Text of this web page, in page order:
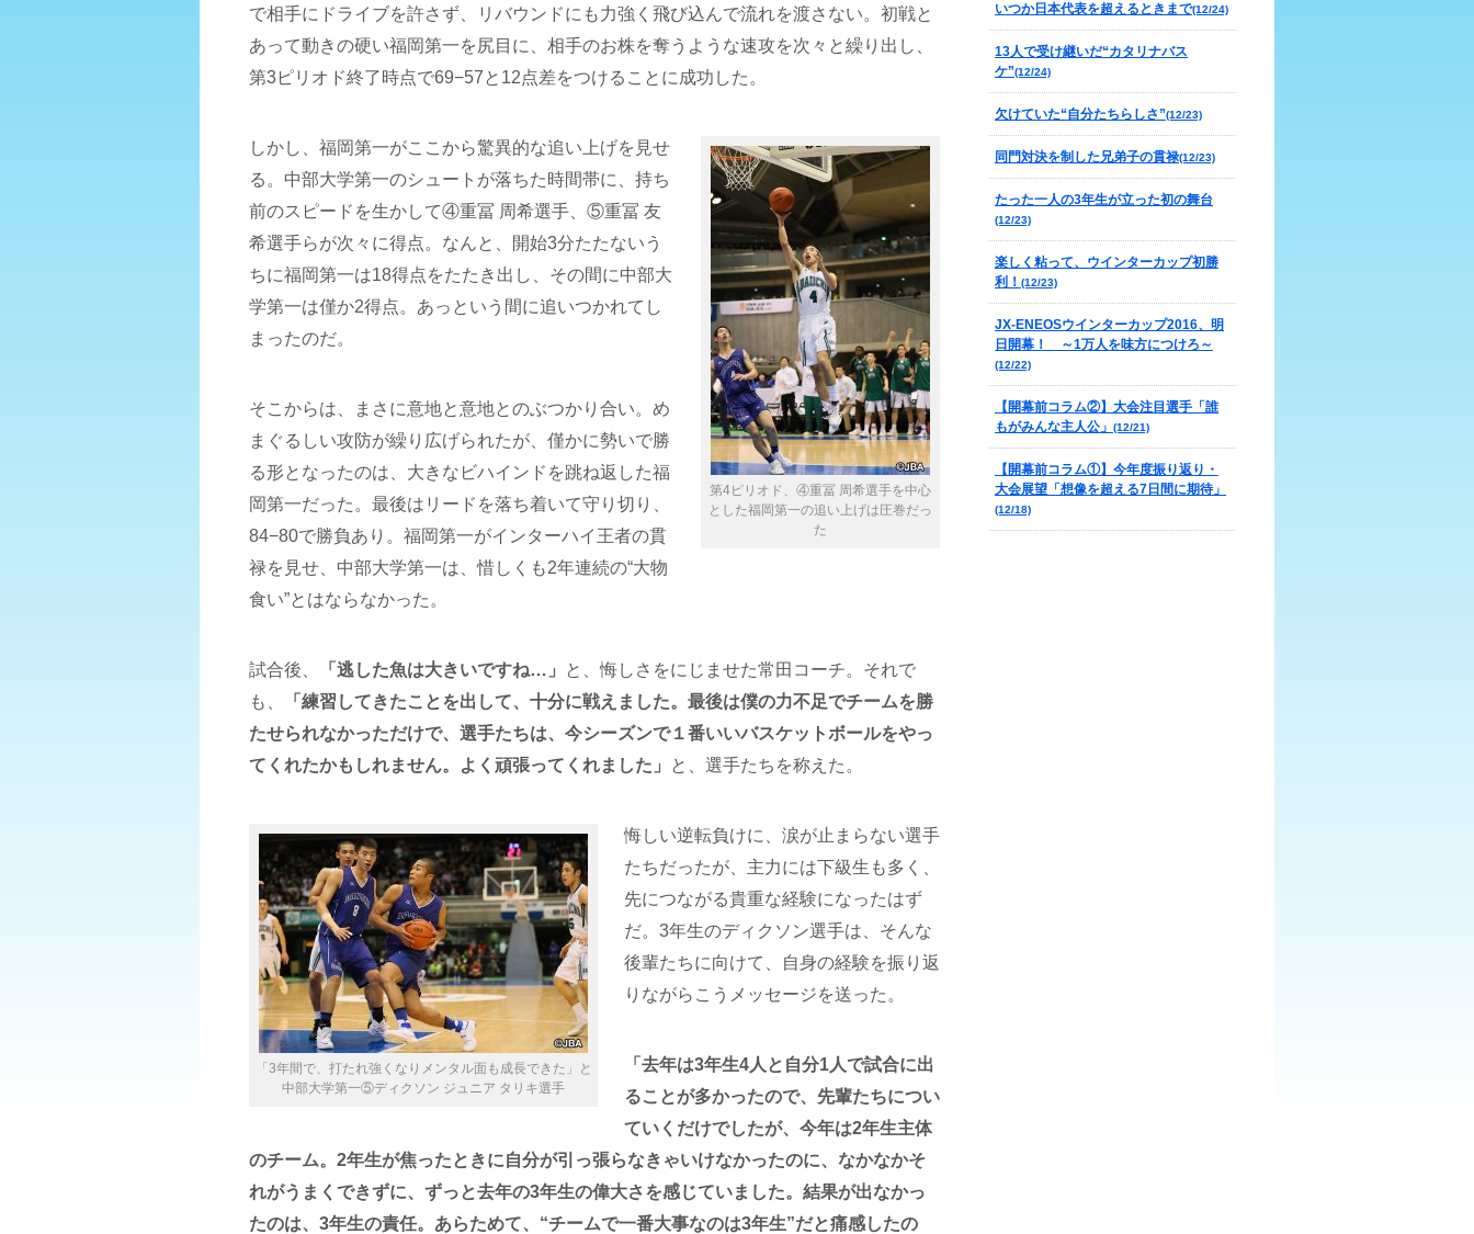
で相手にドライブを許さず、リバウンドにも力強く飛び込んで流れを渡さない。初戦と
あって動きの硬い福岡第一を尻目に、相手のお株を奪うような速攻を次々と繰り出し、
第3ピリオド終了時点で69−57と12点差をつけることに成功した。
第4ピリオド、④重冨 周希選手を中心
とした福岡第一の追い上げは圧巻だっ
た
しかし、福岡第一がここから驚異的な追い上げを見せ
る。中部大学第一のシュートが落ちた時間帯に、持ち
前のスピードを生かして④重冨 周希選手、⑤重冨 友
希選手らが次々に得点。なんと、開始3分たたないう
ちに福岡第一は18得点をたたき出し、その間に中部大
学第一は僅か2得点。あっという間に追いつかれてし
まったのだ。
そこからは、まさに意地と意地とのぶつかり合い。め
まぐるしい攻防が繰り広げられたが、僅かに勢いで勝
る形となったのは、大きなビハインドを跳ね返した福
岡第一だった。最後はリードを落ち着いて守り切り、
84−80で勝負あり。福岡第一がインターハイ王者の貫
禄を見せ、中部大学第一は、惜しくも2年連続の“大物
食い”とはならなかった。
試合後、 「逃した魚は大きいですね…」
と、悔しさをにじませた常田コーチ。それで
も、
「練習してきたことを出して、十分に戦えました。最後は僕の力不足でチームを勝
たせられなかっただけで、選手たちは、今シーズンで１番いいバスケットボールをやっ
てくれたかもしれません。よく頑張ってくれました」
と、選手たちを称えた。
「3年間で、打たれ強くなりメンタル面も成長できた」と
中部大学第一⑤ディクソン ジュニア タリキ選手
悔しい逆転負けに、涙が止まらない選手
たちだったが、主力には下級生も多く、
先につながる貴重な経験になったはず
だ。3年生のディクソン選手は、そんな
後輩たちに向けて、自身の経験を振り返
りながらこうメッセージを送った。
「去年は3年生4人と自分1人で試合に出
ることが多かったので、先輩たちについ
ていくだけでしたが、今年は2年生主体
のチーム。2年生が焦ったときに自分が引っ張らなきゃいけなかったのに、なかなかそ
れがうまくできずに、ずっと去年の3年生の偉大さを感じていました。結果が出なかっ
たのは、3年生の責任。あらためて、“チームで一番大事なのは3年生”だと痛感したの
いつか日本代表を超えるときまで(12/24)
13人で受け継いだ“カタリナバス
ケ”(12/24)
欠けていた“自分たちらしさ”(12/23)
同門対決を制した兄弟子の貫禄(12/23)
たった一人の3年生が立った初の舞台
(12/23)
楽しく粘って、ウインターカップ初勝
利！ (12/23)
JX-ENEOSウインターカップ2016、明
日開幕！ ～1万人を味方につけろ～
(12/22)
【開幕前コラム②】大会注目選手「誰
もがみんな主人公」 (12/21)
【開幕前コラム①】今年度振り返り・
大会展望「想像を超える7日間に期待」
(12/18)